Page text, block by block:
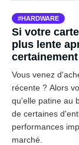
HARDWARE
Si votre
plus lente
coûte pas
Vous venez
récente ? Alors
qu'elle patine au
de certaines
performances
marché.